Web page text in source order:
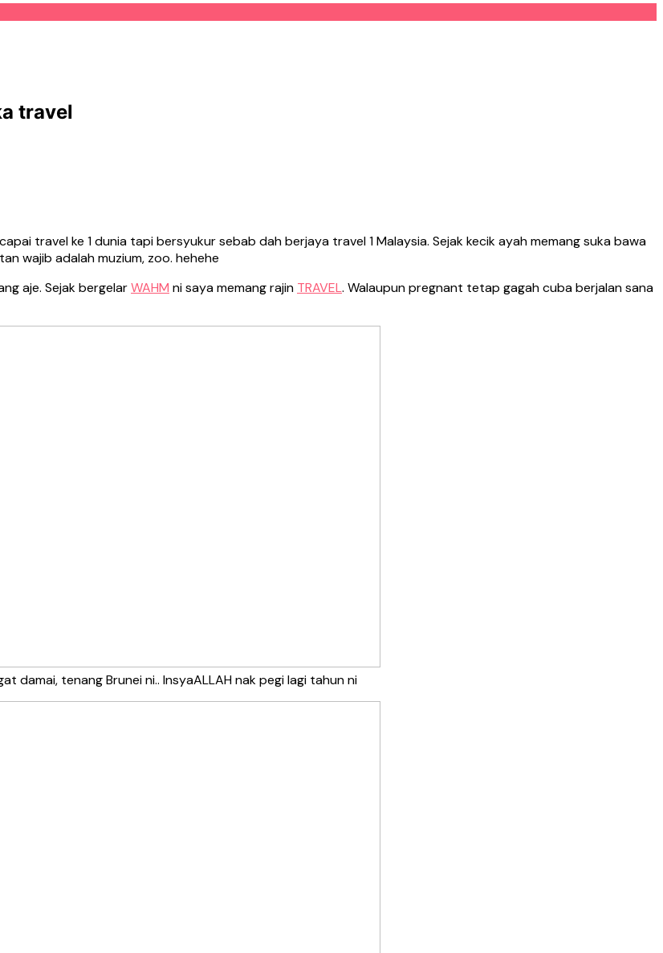
travel
travel ke 1 dunia tapi bersyukur sebab dah berjaya travel 1 Malaysia. Sejak kecik ayah memang suka bawa
wajib adalah muzium, zoo. hehehe
aje. Sejak bergelarWAHM ni saya memang rajin TRAVEL. Walaupun pregnant tetap gagah cuba berjalan sana
damai, tenang Brunei ni.. InsyaALLAH nak pegi lagi tahun ni